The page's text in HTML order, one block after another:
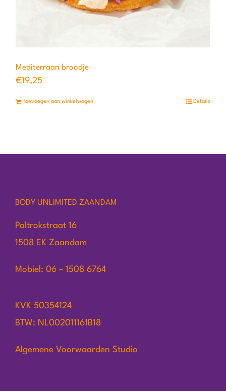
Mediterraan broodje
€19,25
Toevoegen aan winkelwagen Details
BODY UNLIMITED ZAANDAM
Paltrokstraat 16
1508 EK Zaandam
Mobiel: 06 – 1508 6764
KVK 50354124
BTW: NL002011161B18
Algemene Voorwaarden Studio